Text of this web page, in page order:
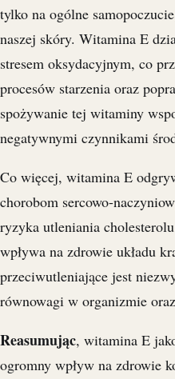
tylko na ogólne
naszej skóry. Witamina E
stresem oksydacyjnym, co
procesów starzenia oraz
spożywanie tej witaminy
negatywnymi czynnikami
Co więcej, witamina E
chorobom sercowo-
ryzyka utleniania
wpływa na zdrowie układu
przeciwutleniające jest
równowagi w organizmie
Reasumując, witamina E
ogromny wpływ na zdrowie